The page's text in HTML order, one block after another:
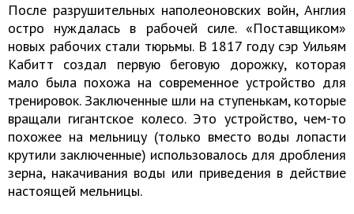
После разрушительных наполеоновских войн, Англия
остро нуждалась в рабочей силе. «Поставщиком»
новых рабочих стали тюрьмы. В 1817 году сэр Уильям
Кабитт создал первую беговую дорожку, которая
мало была похожа на современное устройство для
тренировок. Заключенные шли на ступенькам, которые
вращали гигантское колесо. Это устройство, чем-то
похожее на мельницу (только вместо воды лопасти
крутили заключенные) использовалось для дробления
зерна, накачивания воды или приведения в действие
настоящей мельницы.